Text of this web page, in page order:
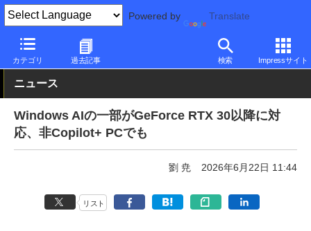
Powered by Translate
カテゴリ 過去記事 検索 Impressサイト
PC Watch ソフトウェア/アプリ 新機能
ニュース
Windows AIの一部がGeForce RTX 30以降に対
応、非Copilot+ PCでも
劉 尭 2026年6月22日 11:44
リスト